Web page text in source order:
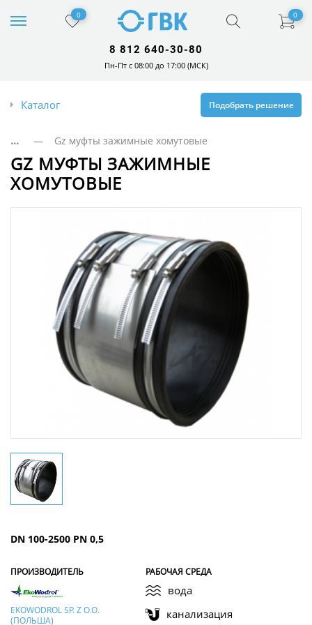
0 0
8 812 640-30-80
Пн-Пт с 08:00 до 17:00 (МСК)
Каталог Подобрать решение
... — Gz муфты зажимные хомутовые
GZ МУФТЫ ЗАЖИМНЫЕ
ХОМУТОВЫЕ
DN 100-2500 PN 0,5
ПРОИЗВОДИТЕЛЬ
EKOWODROL SP. Z O.O.
(ПОЛЬША)
РАБОЧАЯ СРЕДА
вода
канализация